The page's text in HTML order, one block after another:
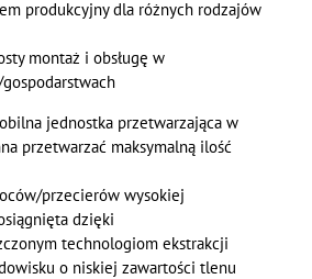
produkcyjny dla różnych rodzajów
montaż i obsługę w
jednostka przetwarzająca w
przetwarzać maksymalną ilość
w/przecierów wysokiej
dzięki
technologiom ekstrakcji
o niskiej zawartości tlenu